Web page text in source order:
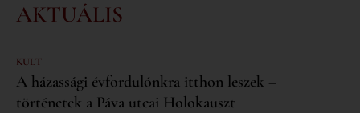
AKTUÁLIS
KULT
A házassági évfordulónkra itthon leszek –
történetek a Páva utcai Holokauszt